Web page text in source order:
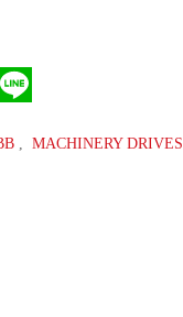
, MACHINERY DRIVES